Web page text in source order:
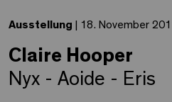
Ausstellung | 18. November
Claire Hooper
Nyx - Aoide - Eris